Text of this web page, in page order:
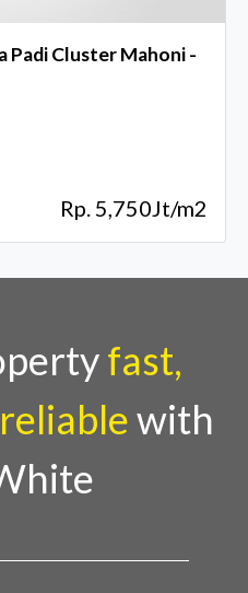
Padi Cluster Mahoni -
Rp. 5,750Jt/m2
fast,
with